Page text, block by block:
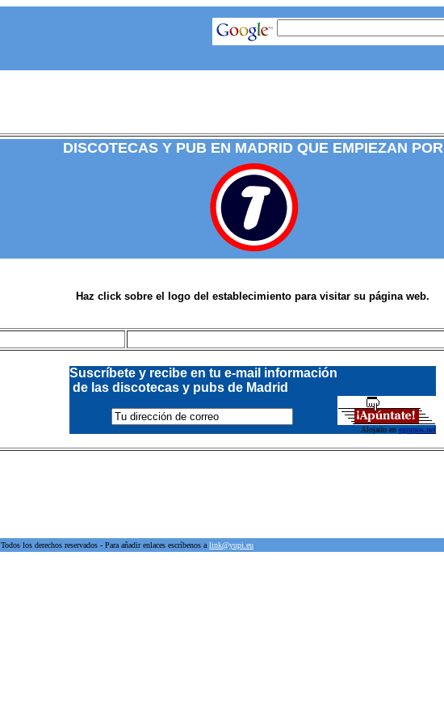
DISCOTECAS Y PUB EN MADRID QUE EMPIEZAN POR
Haz click sobre el logo del establecimiento para visitar su página web.
Suscríbete y recibe en tu e-mail información
de las discotecas y pubs de Madrid
Alojado en egrupos.net
Todos los derechos reservados - Para añadir enlaces escríbenos a link@yupi.eu